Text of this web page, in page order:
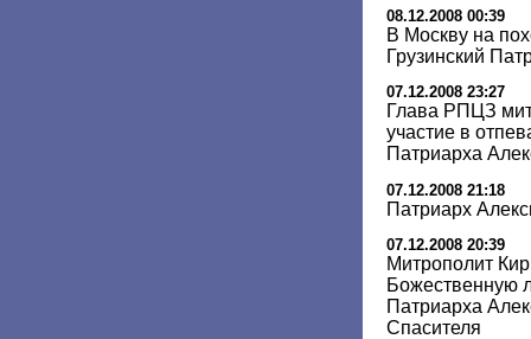
08.12.2008 00:39
В Москву на
Грузинский
07.12.2008 23:27
Глава РПЦЗ
участие в
Патриарха
07.12.2008 21:18
Патриарх
07.12.2008 20:39
Митрополит
Божественную
Патриарха
Спасителя